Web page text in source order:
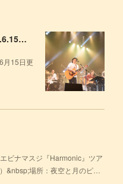
エビナマスジ スケジュール(2026.6.15更新)
月15日更
ビナマスジ『Harmonic』ツア
&nbsp;場所：夜空と月のピ…